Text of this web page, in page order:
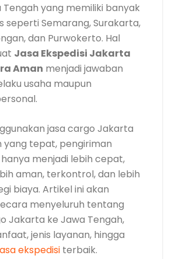
Tengah yang memiliki banyak
seperti Semarang, Surakarta,
dan Purwokerto. Hal
Jasa Ekspedisi Jakarta
Aman menjadi jawaban
usaha maupun
jasa cargo Jakarta
yang tepat, pengiriman
menjadi lebih cepat,
aman, terkontrol, dan lebih
biaya. Artikel ini akan
menyeluruh tentang
Jakarta ke Jawa Tengah,
jenis layanan, hingga
ekspedisi terbaik.